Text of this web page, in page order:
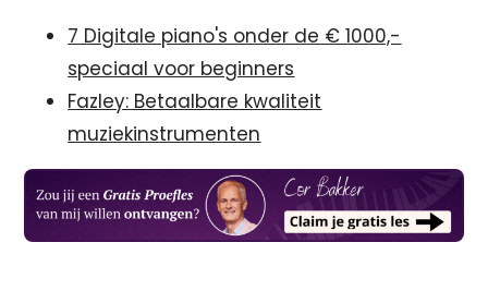
7 Digitale piano's onder de € 1000,-
speciaal voor beginners
Fazley: Betaalbare kwaliteit
muziekinstrumenten